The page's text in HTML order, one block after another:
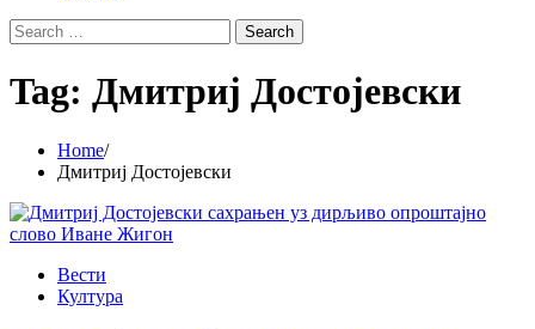
Search
for:
Tag: Дмитриј Достојевски
Home
Дмитриј Достојевски
Вести
Култура